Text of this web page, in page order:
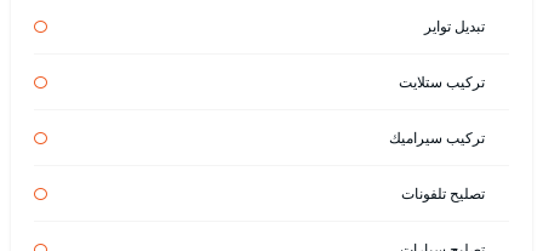
تبديل تواير
تركيب ستلايت
تركيب سيراميك
تصليح تلفونات